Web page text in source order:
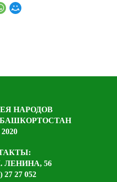
НАРОДОВ
ЛЕНИНА, 56
27 27 052